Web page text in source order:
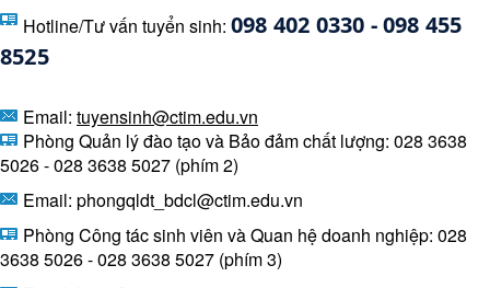
Hotline/Tư vấn tuyển sinh: 098 402 0330 - 098 455
8525
Email: tuyensinh@ctim.edu.vn
Phòng Quản lý đào tạo và Bảo đảm chất lượng: 028 3638
5026 - 028 3638 5027 (phím 2)
Email: phongqldt_bdcl@ctim.edu.vn
Phòng Công tác sinh viên và Quan hệ doanh nghiệp: 028
3638 5026 - 028 3638 5027 (phím 3)